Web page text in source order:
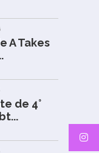
A Takes
de 4°